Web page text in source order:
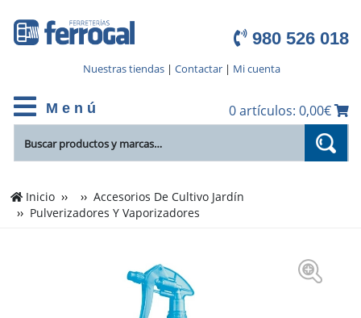
980 526 018
Nuestras tiendas| Contactar| Mi cuenta
M e n ú 0 artículos: 0,00€
Inicio
Accesorios De Cultivo Jardín
Pulverizadores Y Vaporizadores